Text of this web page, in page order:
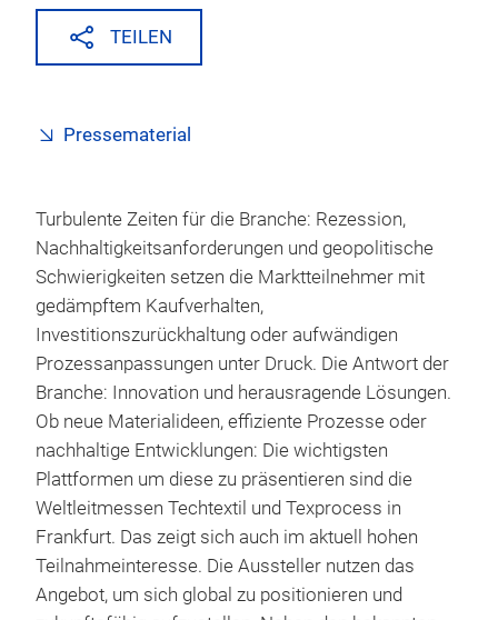
TEILEN
Pressematerial
Turbulente Zeiten für die Branche: Rezession,
Nachhaltigkeitsanforderungen und geopolitische
Schwierigkeiten setzen die Marktteilnehmer mit
gedämpftem Kaufverhalten,
Investitionszurückhaltung oder aufwändigen
Prozessanpassungen unter Druck. Die Antwort der
Branche: Innovation und herausragende Lösungen.
Ob neue Materialideen, effiziente Prozesse oder
nachhaltige Entwicklungen: Die wichtigsten
Plattformen um diese zu präsentieren sind die
Weltleitmessen Techtextil und Texprocess in
Frankfurt. Das zeigt sich auch im aktuell hohen
Teilnahmeinteresse. Die Aussteller nutzen das
Angebot, um sich global zu positionieren und